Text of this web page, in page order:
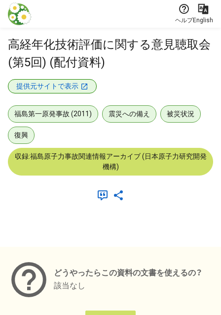
本文に飛ぶ
ヘルプEnglish
高経年化技術評価に関する意見聴取会
(第5回) (配付資料)
提供元サイトで表示
福島第一原発事故 (2011) 震災への備え 被災状況
復興
収録:福島原子力事故関連情報アーカイブ (日本原子力研究開発
機構)
どうやったらこの資料の文書を使えるの？
該当なし